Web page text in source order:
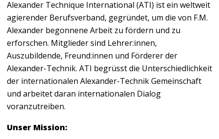
Alexander Technique International (ATI) ist ein weltweit
agierender Berufsverband, gegründet, um die von F.M.
Alexander begonnene Arbeit zu fördern und zu
erforschen. Mitglieder sind Lehrer:innen,
Auszubildende, Freund:innen und Förderer der
Alexander-Technik. ATI begrüsst die Unterschiedlichkeit
der internationalen Alexander-Technik Gemeinschaft
und arbeitet daran internationalen Dialog
voranzutreiben.
Unser Mission: